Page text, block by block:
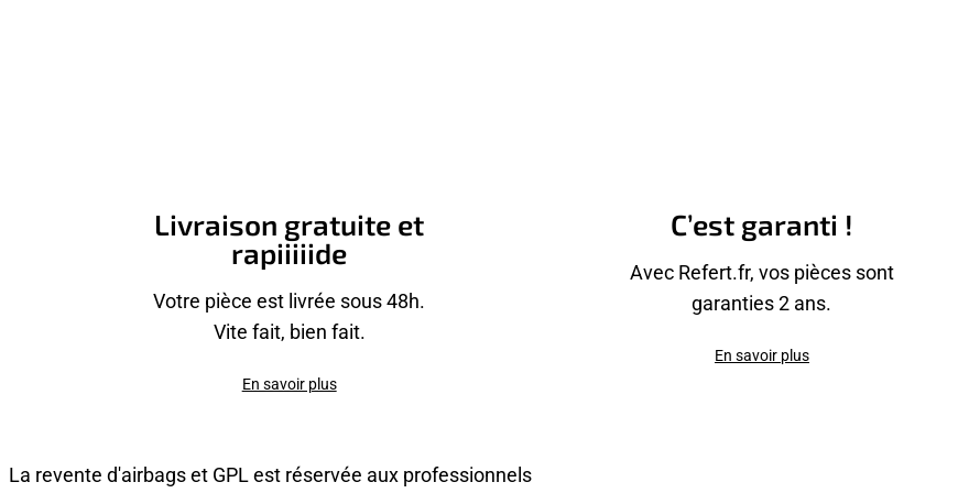
Livraison gratuite et
rapiiiiide
Votre pièce est livrée sous 48h.
Vite fait, bien fait.
En savoir plus
C’est garanti !
Avec Refert.fr, vos pièces sont
garanties 2 ans.
En savoir plus
La revente d'airbags et GPL est réservée aux professionnels